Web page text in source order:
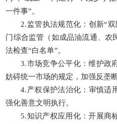
一件事”。
2.监管执法规范化：创新“
门综合监管（如成品油流通、农
法检查“白名单”。
3.市场竞争公平化：维护政
妨碍统一市场的规定，加强反垄
4.产权保护法治化：审慎适
强化善意文明执行。
5.知识产权应用化：开展商